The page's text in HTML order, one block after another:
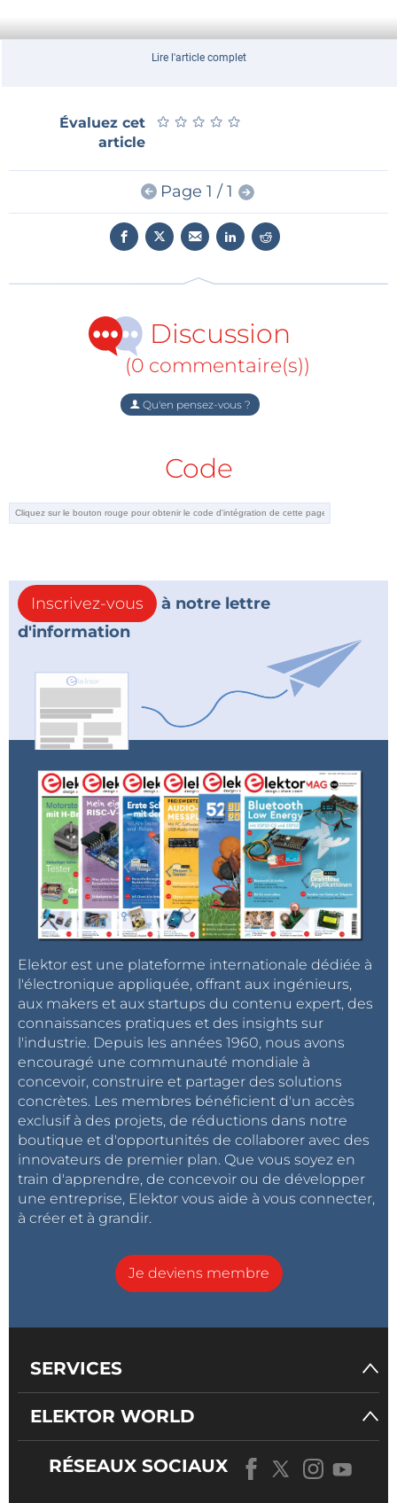
Lire l'article complet
Évaluez cet
article
★ ★ ★ ★ ★
★ ★ ★ ★ ★
Page 1 / 1
Discussion
(0 commentaire(s))
Qu'en pensez-vous ?
Code
Inscrivez-vous
à notre lettre
d'information
Elektor est une plateforme internationale dédiée à
l'électronique appliquée, offrant aux ingénieurs,
aux makers et aux startups du contenu expert, des
connaissances pratiques et des insights sur
l'industrie. Depuis les années 1960, nous avons
encouragé une communauté mondiale à
concevoir, construire et partager des solutions
concrètes. Les membres bénéficient d'un accès
exclusif à des projets, de réductions dans notre
boutique et d'opportunités de collaborer avec des
innovateurs de premier plan. Que vous soyez en
train d'apprendre, de concevoir ou de développer
une entreprise, Elektor vous aide à vous connecter,
à créer et à grandir.
Je deviens membre
SERVICES
ELEKTOR WORLD
RÉSEAUX SOCIAUX